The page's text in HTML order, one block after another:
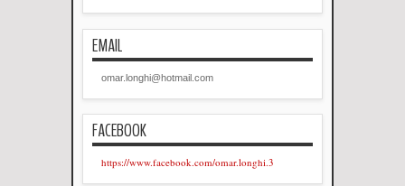
EMAIL
omar.longhi@hotmail.com
FACEBOOK
https://www.facebook.com/omar.longhi.3